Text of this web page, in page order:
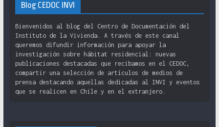
Blog CEDOC INVI
Bienvenidos al blog del Centro de Documentación del
Instituto de la Vivienda. A través de este canal
queremos difundir información para apoyar la
investigación sobre hábitat residencial: nuevas
publicaciones destacadas que recibamos en el CEDOC,
compartir una selección de artículos de medios de
prensa destacando aquellas dedicadas al INVI y eventos
que se realicen en Chile y en el extranjero.